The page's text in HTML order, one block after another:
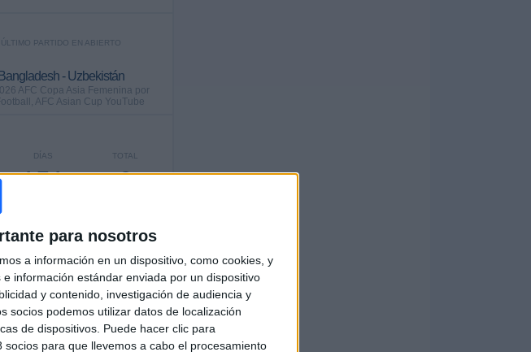
para nosotros
a información en un dispositivo, como cookies, y
información estándar enviada por un dispositivo
y contenido, investigación de audiencia y
socios podemos utilizar datos de localización
de dispositivos. Puede hacer clic para
para que llevemos a cabo el procesamiento
ÚLTIMO PARTIDO EN ABIERTO
Bangladesh - Uzbekistán
AFC Copa Asia Femenina por
AFC Asian Cup YouTube
TOTAL
6
DÍAS
151
TOTAL
6
MÁXIMO
1